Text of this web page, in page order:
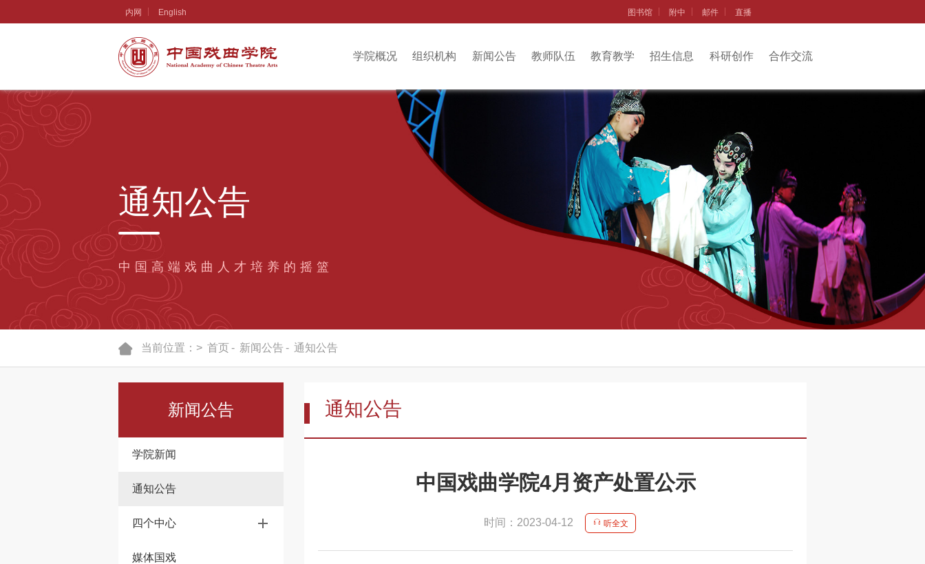
内网 English 图书馆 附中 邮件 直播
学院概况 组织机构 新闻公告 教师队伍 教育教学 招生信息 科研创作 合作交流
通知公告
中国高端戏曲人才培养的摇篮
当前位置：> 首页- 新闻公告 - 通知公告
新闻公告
学院新闻
通知公告
四个中心
媒体国戏
通知公告
中国戏曲学院4月资产处置公示
时间：2023-04-12 听全文